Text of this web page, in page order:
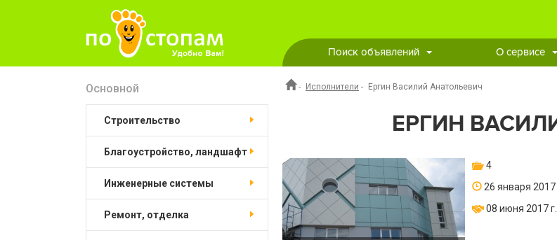
Поиск объявлений О сервисе
Основной
строительство
благоустройство, ландшафт
инженерные системы
ремонт, отделка
- Исполнители - Ергин Василий Анатольевич
ЕРГИН
4
26 января 2017
08 июня 2017 г.